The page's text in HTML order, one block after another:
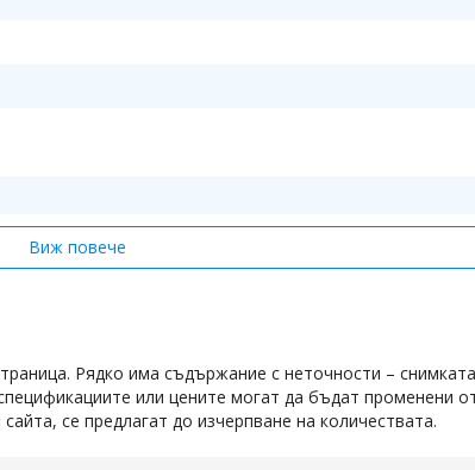
Виж повече
Рядко има съдържание с неточности –
или цените могат да бъдат променени
се предлагат до изчерпване на количествата.